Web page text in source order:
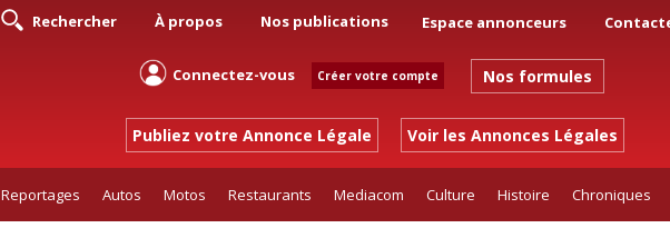
Rechercher À propos Nos publications Espace annonceurs
Connectez-vous Créer votre compte Nos formules
Publiez votre Annonce Légale Voir les Annonces Légales
Reportages Autos Motos Restaurants Mediacom Culture Histoire Chroniques